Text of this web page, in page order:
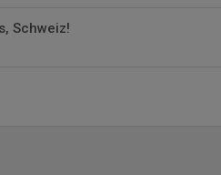
Schweiz!